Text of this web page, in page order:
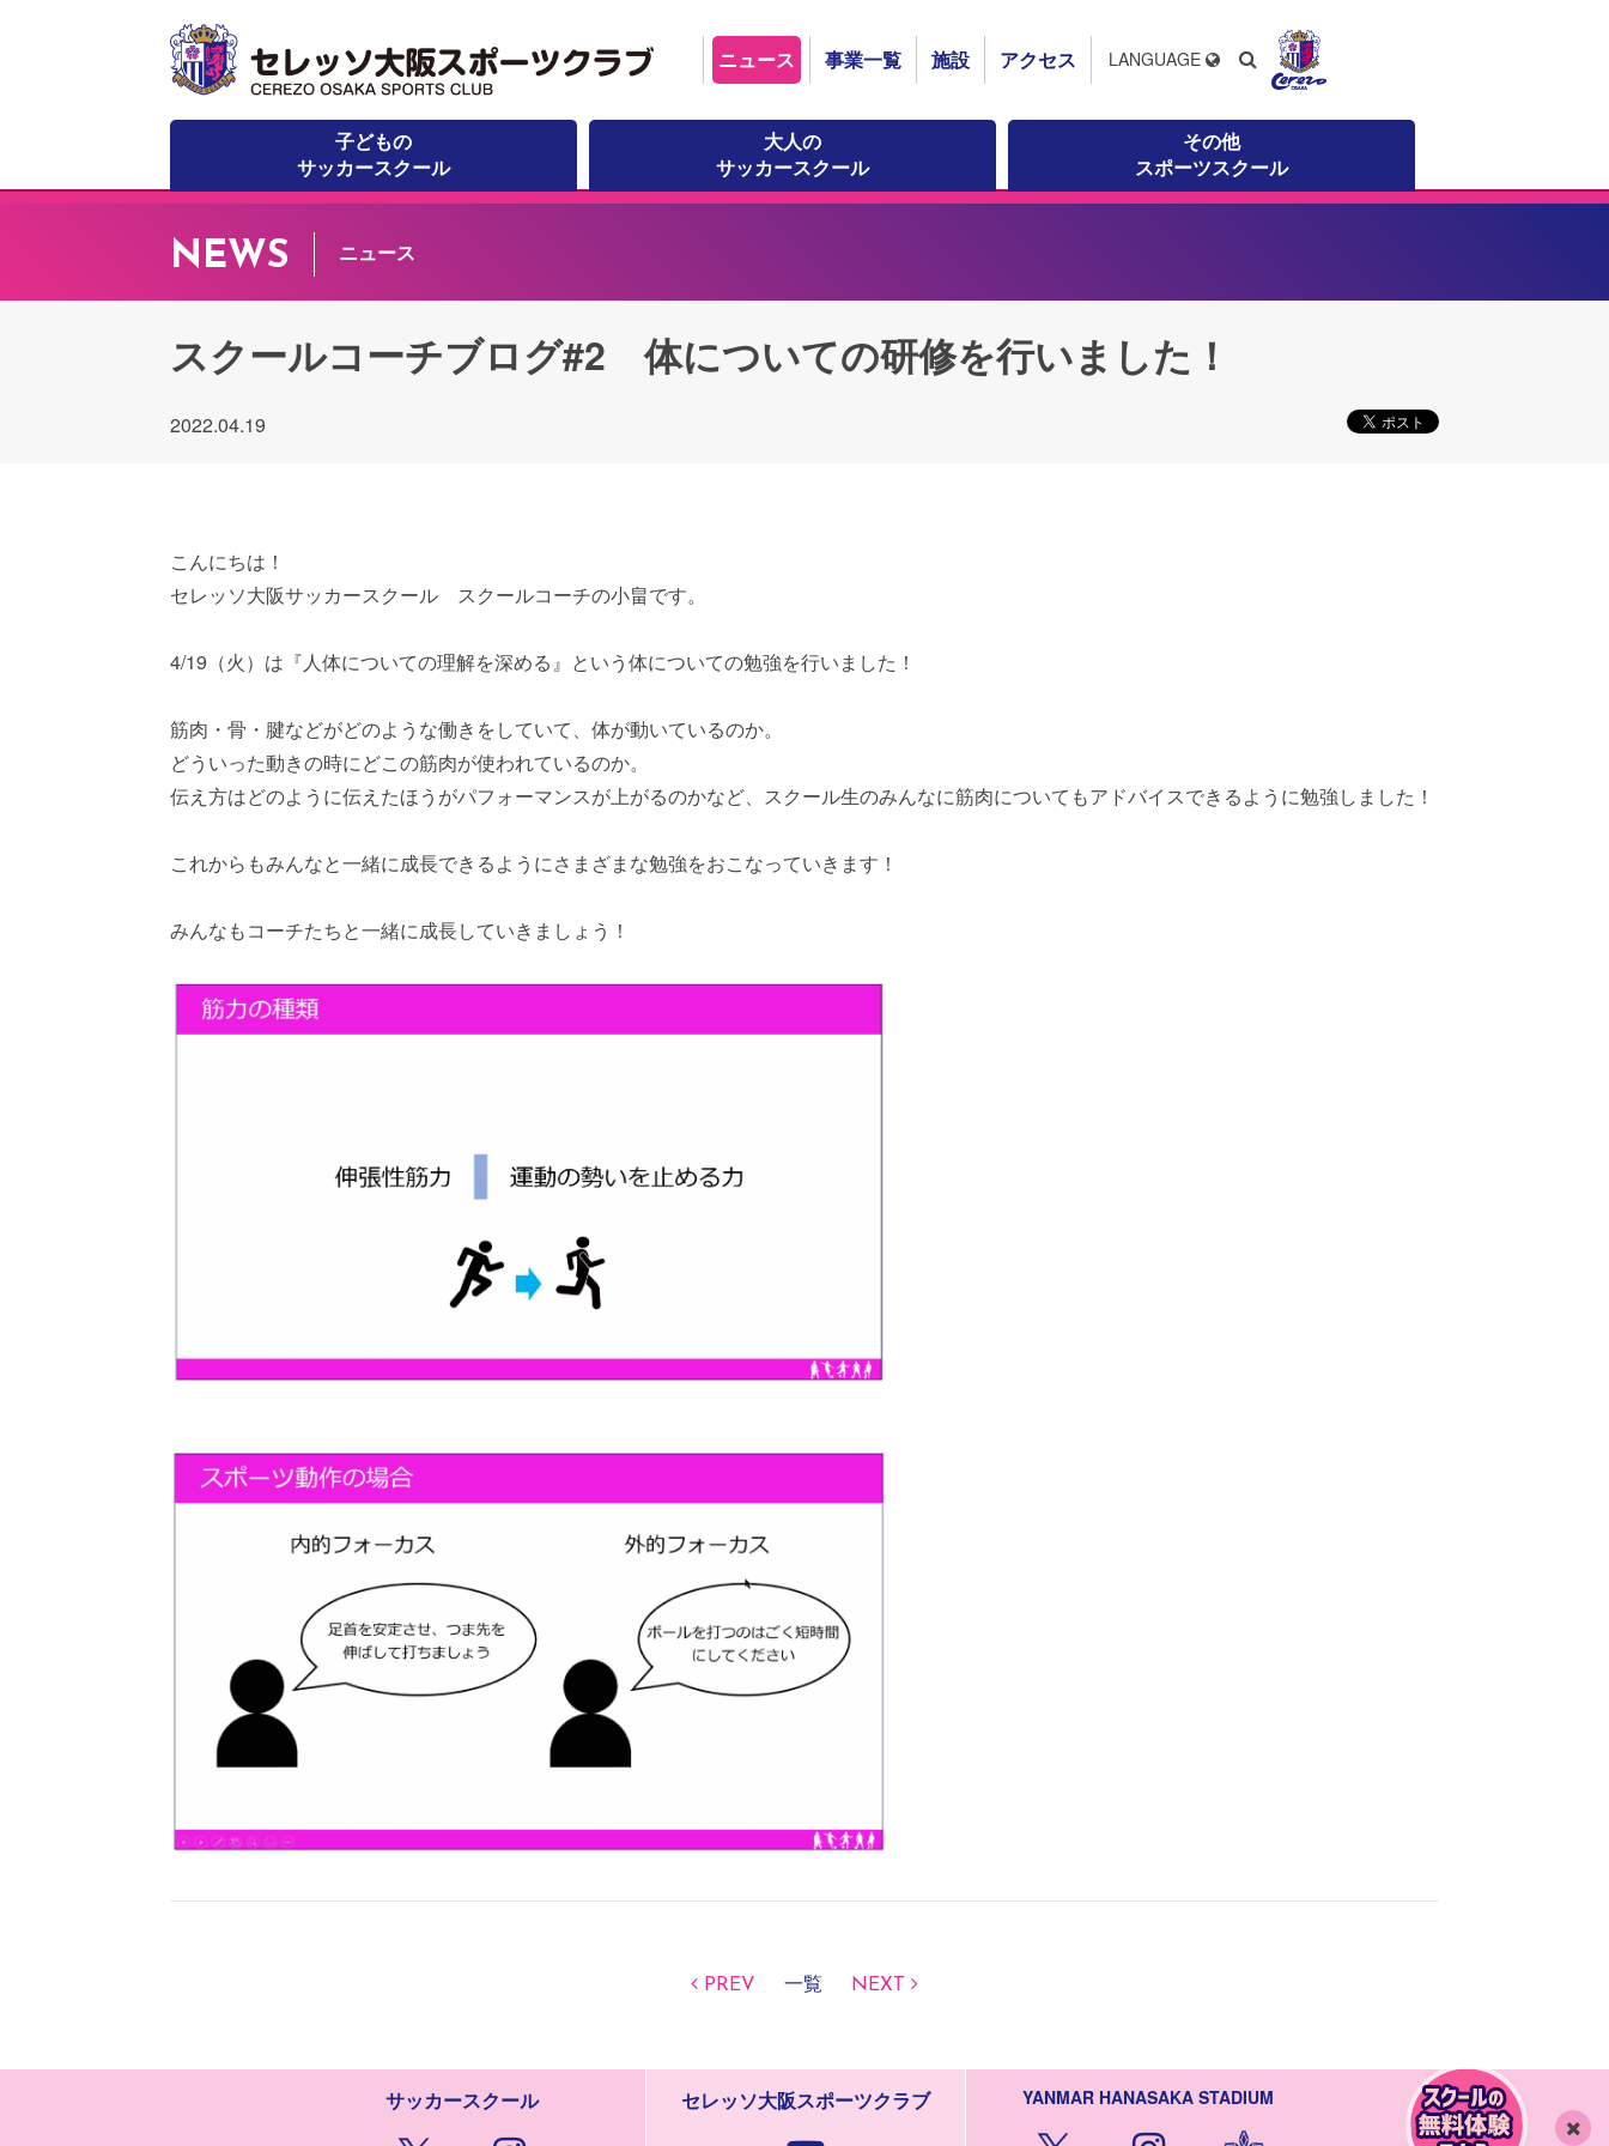
ニュース 事業一覧 施設 アクセス
子どもの
サッカースクール
大人の
サッカースクール
その他
スポーツスクール
LANGUAGE
NEWS ニュース
スクールコーチブログ#2 体についての研修を行いました！
2022.04.19
こんにちは！
セレッソ大阪サッカースクール スクールコーチの小畠です。
4/19（火）は『人体についての理解を深める』という体についての勉強を行いました！
筋肉・骨・腱などがどのような働きをしていて、体が動いているのか。
どういった動きの時にどこの筋肉が使われているのか。
伝え方はどのように伝えたほうがパフォーマンスが上がるのかなど、スクール生のみんなに筋肉についてもアドバイスできるように勉強しました！
これからもみんなと一緒に成長できるようにさまざまな勉強をおこなっていきます！
みんなもコーチたちと一緒に成長していきましょう！
PREV 一覧 NEXT
サッカースクール セレッソ大阪スポーツクラブ YANMAR HANASAKA STADIUM